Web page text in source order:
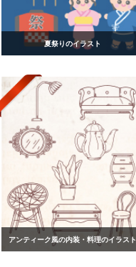
夏祭りのイラスト
アンティーク風の内装・料理のイラスト